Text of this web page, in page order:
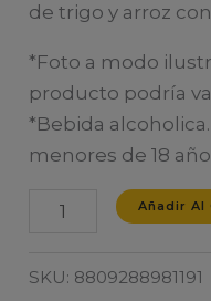
de trigo y arroz
*Foto a modo
producto podría
*Bebida
menores de 18
MAKGEOLLIAñadir Al
SKU: 8809288981191